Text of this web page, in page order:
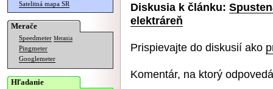
Satelitná mapa SR
Merače
Speedmeter Merania
Pingmeter
Googlemeter
Hľadanie
Diskusia k článku:
elektráreň
Prispievajte do diskusií ako
Komentár, na ktorý